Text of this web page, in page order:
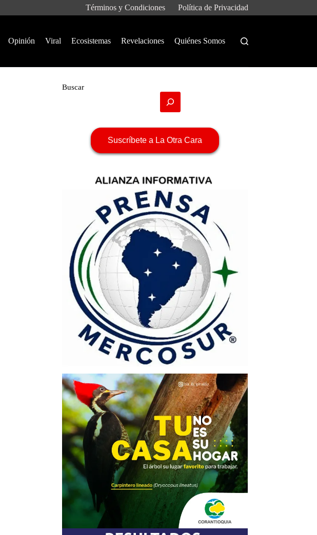
Términos y Condiciones Política de Privacidad
Opinión Viral Ecosistemas Revelaciones Quiénes Somos
Buscar
Suscríbete a La Otra Cara